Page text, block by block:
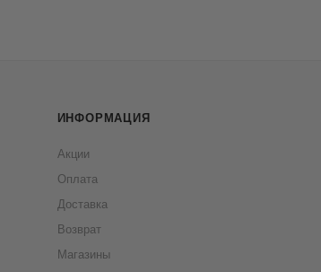
ИНФОРМАЦИЯ
Акции
Оплата
Доставка
Возврат
Магазины